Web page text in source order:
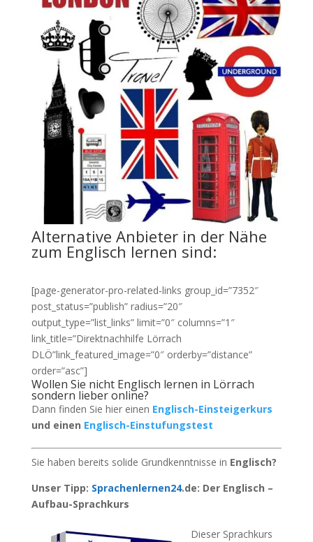
Alternative Anbieter in der Nähe
zum Englisch lernen sind:
[page-generator-pro-related-links group_id=”7352″
post_status=”publish” radius=”20″
output_type=”list_links” limit=”0″ columns=”1″
link_title=”Direktnachhilfe Lörrach
DLÖ”link_featured_image=”0″ orderby=”distance”
order=”asc”]
Wollen Sie nicht Englisch lernen in Lörrach
sondern lieber online?
Dann finden Sie hier einen Englisch-Einsteigerkurs
und einen Englisch-Einstufungstest
Sie haben bereits solide Grundkenntnisse in Englisch?
Unser Tipp: Sprachenlernen24.de: Der Englisch –
Aufbau-Sprachkurs
Dieser Sprachkurs